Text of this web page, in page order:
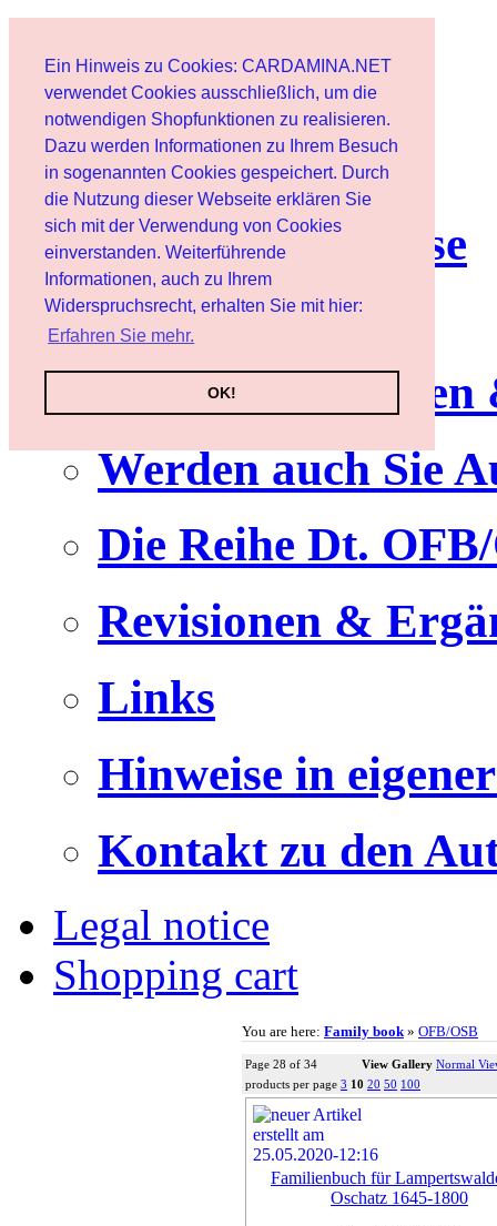
Ein Hinweis zu Cookies: CARDAMINA.NET
verwendet Cookies ausschließlich, um die
notwendigen Shopfunktionen zu realisieren.
Dazu werden Informationen zu Ihrem Besuch
in sogenannten Cookies gespeichert. Durch
die Nutzung dieser Webseite erklären Sie
sich mit der Verwendung von Cookies
einverstanden. Weiterführende
Informationen, auch zu Ihrem
Widerspruchsrecht, erhalten Sie mit hier:
Erfahren Sie mehr.
OK!
User
Newsletter
Nutzungshinweise
Service
Werden auch Sie
Die Reihe Dt.
Revisionen &
Links
Hinweise in
Kontakt zu den
Legal notice
Shopping cart
You are here: Family book » OFB/OSB
Page 28 of 34 View Gallery Normal
products per page 3 10 20 50 100
Familienbuch für
Oschatz 1645-1800